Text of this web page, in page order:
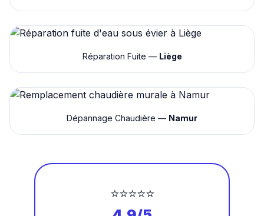
Réparation Fuite — Liège
Dépannage Chaudière — Namur
⭐⭐⭐⭐⭐